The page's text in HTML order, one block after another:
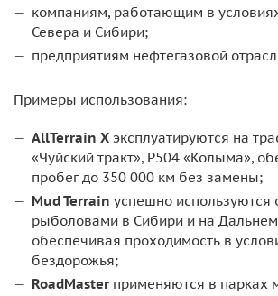
компаниям, работающим в
Севера и Сибири;
предприятиям нефтегазовой
Примеры использования:
AllTerrain X эксплуатируются на
«Чуйский тракт», Р504 «Колыма»,
пробег до 350 000 км без замены;
Mud Terrain успешно используются
рыболовами в Сибири и на Дальнем
обеспечивая проходимость в
бездорожья;
RoadMaster применяются в парках